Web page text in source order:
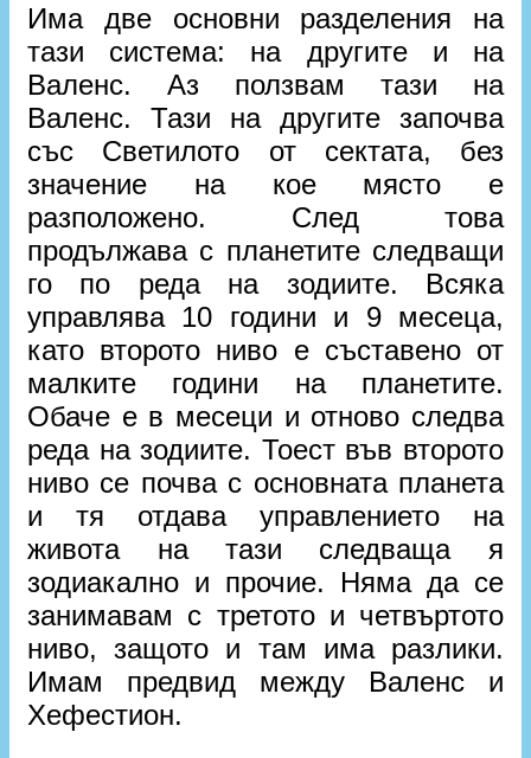
Има две основни разделения на
тази система: на другите и на
Валенс. Аз ползвам тази на
Валенс. Тази на другите започва
със Светилото от сектата, без
значение на кое място е
разположено. След това
продължава с планетите следващи
го по реда на зодиите. Всяка
управлява 10 години и 9 месеца,
като второто ниво е съставено от
малките години на планетите.
Обаче е в месеци и отново следва
реда на зодиите. Тоест във второто
ниво се почва с основната планета
и тя отдава управлението на
живота на тази следваща я
зодиакално и прочие. Няма да се
занимавам с третото и четвъртото
ниво, защото и там има разлики.
Имам предвид между Валенс и
Хефестион.